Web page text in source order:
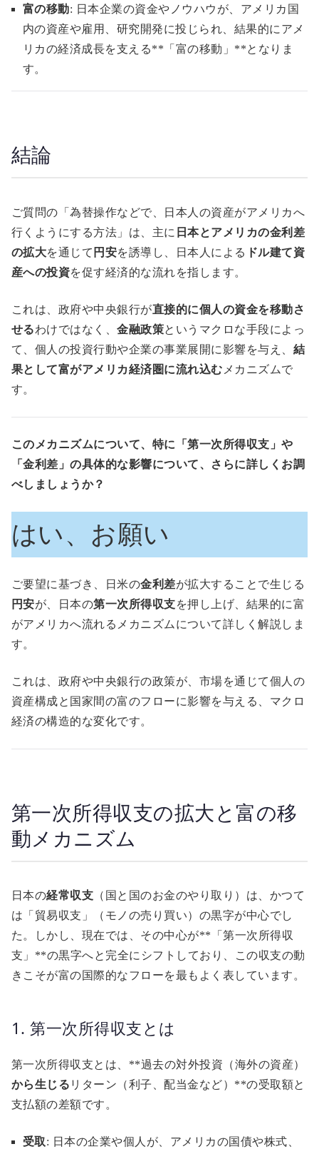
富の移動: 日本企業の資金やノウハウが、アメリカ国
内の資産や雇用、研究開発に投じられ、結果的にアメ
リカの経済成長を支える**「富の移動」**となりま
す。
結論
ご質問の「為替操作などで、日本人の資産がアメリカへ
行くようにする方法」は、主に 日本とアメリカの金利差
の拡大を通じて 円安を誘導し、日本人による ドル建て資
産への投資を促す経済的な流れを指します。
これは、政府や中央銀行が直接的に個人の資金を移動さ
せるわけではなく、金融政策というマクロな手段によっ
て、個人の投資行動や企業の事業展開に影響を与え、 結
果として富がアメリカ経済圏に流れ込む メカニズムで
す。
このメカニズムについて、特に「第一次所得収支」や
「金利差」の具体的な影響について、さらに詳しくお調
べしましょうか？
はい、お願い
ご要望に基づき、日米の金利差が拡大することで生じる
円安が、日本の第一次所得収支を押し上げ、結果的に富
がアメリカへ流れるメカニズムについて詳しく解説しま
す。
これは、政府や中央銀行の政策が、市場を通じて個人の
資産構成と国家間の富のフローに影響を与える、マクロ
経済の構造的な変化です。
第一次所得収支の拡大と富の移
動メカニズム
日本の経常収支 （国と国のお金のやり取り）は、かつて
は「貿易収支」（モノの売り買い）の黒字が中心でし
た。しかし、現在では、その中心が**「第一次所得収
支」**の黒字へと完全にシフトしており、この収支の動
きこそが富の国際的なフローを最もよく表しています。
1. 第一次所得収支とは
第一次所得収支とは、**過去の対外投資（海外の資産）
から生じる リターン（利子、配当金など）**の受取額と
支払額の差額です。
受取: 日本の企業や個人が、アメリカの国債や株式、